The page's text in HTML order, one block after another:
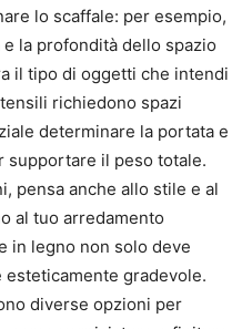
lo scaffale: per esempio,
e la profondità dello spazio
il tipo di oggetti che intendi
richiedono spazi
determinare la portata e
supportare il peso totale.
pensa anche allo stile e al
al tuo arredamento
in legno non solo deve
gradevole.
diverse opzioni per